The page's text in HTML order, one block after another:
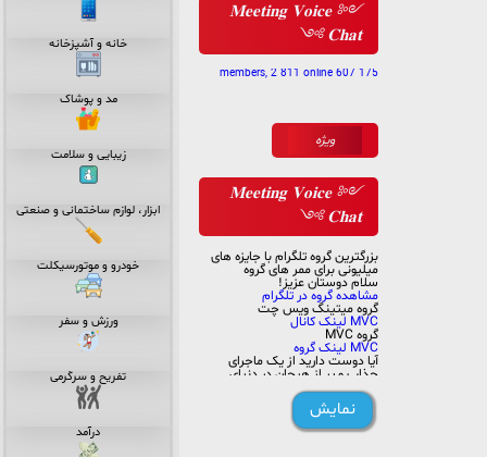
خانه و آشپزخانه
مد و پوشاک
زیبایی و سلامت
ابزار، لوازم ساختمانی و صنعتی
خودرو و موتورسیکلت
ورزش و سفر
تفریح و سرگرمی
درآمد
༺ 𝐌𝐞𝐞𝐭𝐢𝐧𝐠 𝐕𝐨𝐢𝐜𝐞
𝐂𝐡𝐚𝐭 ༻
175 607 members, 2 811 online
ویژه
༺ 𝐌𝐞𝐞𝐭𝐢𝐧𝐠 𝐕𝐨𝐢𝐜𝐞
𝐂𝐡𝐚𝐭 ༻
بزرگترین گروه تلگرام با جایزه های
میلیونی برای ممر های گروه
سلام دوستان عزیز!
مشاهده گروه در تلگرام
گروه میتینگ ویس چت
MVC لینک کانال
گروه MVC
MVC لینک گروه
آیا دوست دارید از یک ماجرای
جذاب و پر از هیجان در دنیای
مجازی بهره‌مند شوید؟ آیا
علاقه‌مندید به یک جمعیت پویا و
پرانرژی متصل شوید؟ پس از
اینکه این مقاله را مطالعه کنید،
نمایش